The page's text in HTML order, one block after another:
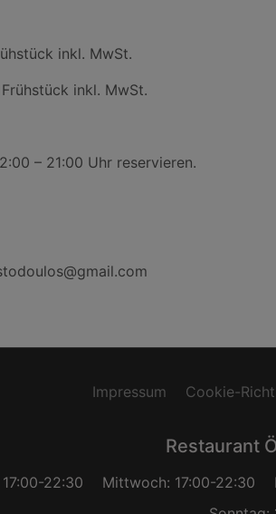
inkl. MwSt.
inkl. MwSt.
– 21:00 Uhr reservieren.
Impressum Cookie-
Restaurant
22:30 Mittwoch: 17:00-22:30